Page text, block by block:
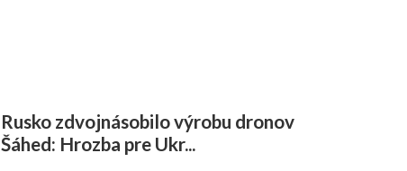
Rusko zdvojnásobilo výrobu dronov
Šáhed: Hrozba pre Ukr...